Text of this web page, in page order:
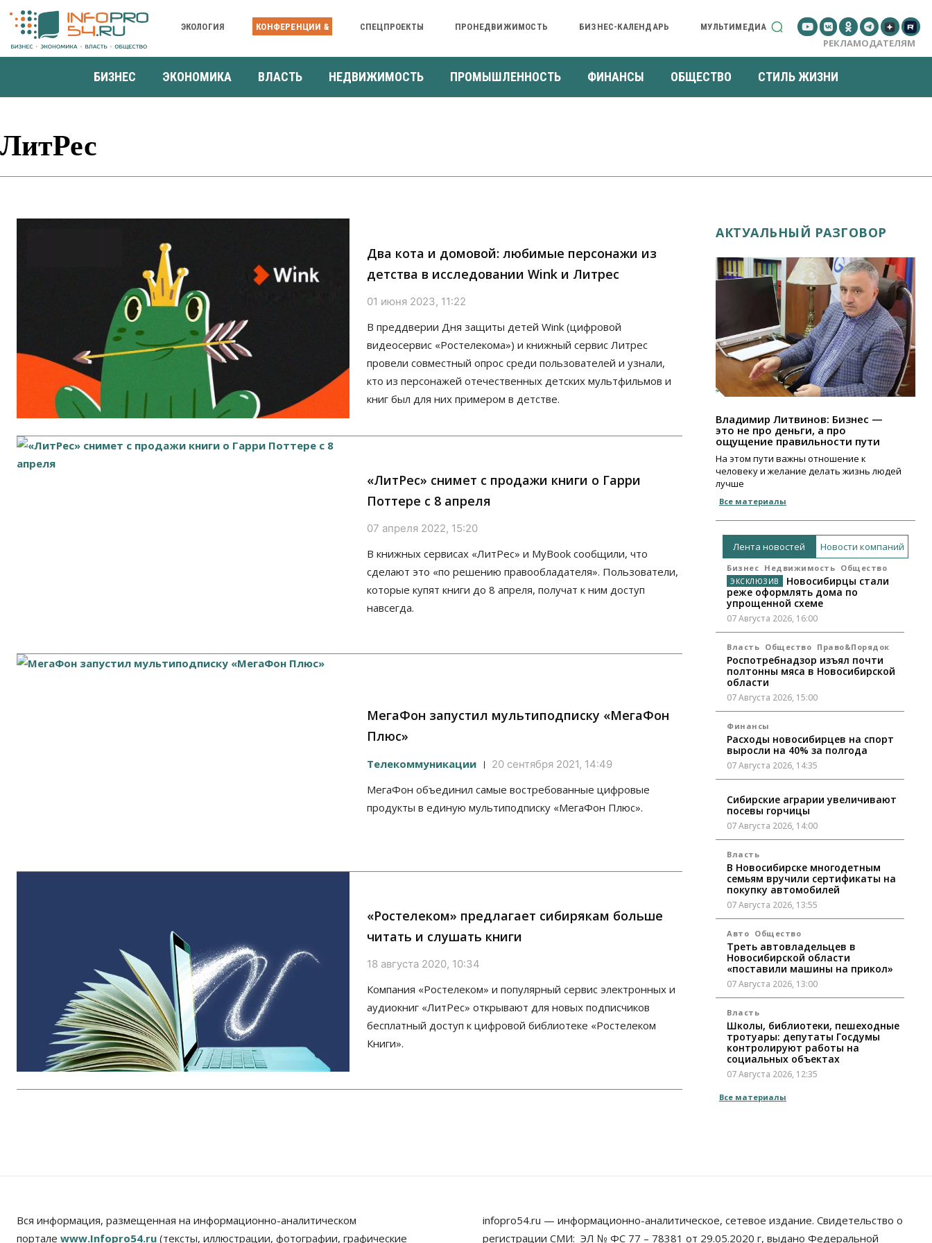
ЭКОЛОГИЯ КОНФЕРЕНЦИИ & СПЕЦПРОЕКТЫ ПРОНЕДВИЖИМОСТЬ БИЗНЕС-КАЛЕНДАРЬ МУЛЬТИМЕДИА
РЕКЛАМОДАТЕЛЯМ
БИЗНЕС ЭКОНОМИКА ВЛАСТЬ НЕДВИЖИМОСТЬ ПРОМЫШЛЕННОСТЬ ФИНАНСЫ ОБЩЕСТВО СТИЛЬ ЖИЗНИ
ЛитРес
Два кота и домовой: любимые персонажи из
детства в исследовании Wink и Литрес
01 июня 2023, 11:22
В преддверии Дня защиты детей Wink (цифровой
видеосервис «Ростелекома») и книжный сервис Литрес
провели совместный опрос среди пользователей и узнали,
кто из персонажей отечественных детских мультфильмов и
книг был для них примером в детстве.
«ЛитРес» снимет с продажи книги о Гарри
Поттере c 8 апреля
07 апреля 2022, 15:20
В книжных сервисах «ЛитРес» и MyBook сообщили, что
сделают это «по решению правообладателя». Пользователи,
которые купят книги до 8 апреля, получат к ним доступ
навсегда.
МегаФон запустил мультиподписку «МегаФон
Плюс»
Телекоммуникации 20 сентября 2021, 14:49
МегаФон объединил самые востребованные цифровые
продукты в единую мультиподписку «МегаФон Плюс».
«Ростелеком» предлагает сибирякам больше
читать и слушать книги
18 августа 2020, 10:34
Компания «Ростелеком» и популярный сервис электронных и
аудиокниг «ЛитРес» открывают для новых подписчиков
бесплатный доступ к цифровой библиотеке «Ростелеком
Книги».
АКТУАЛЬНЫЙ РАЗГОВОР
Владимир Литвинов: Бизнес —
это не про деньги, а про
ощущение правильности пути
На этом пути важны отношение к
человеку и желание делать жизнь людей
лучше
Все материалы
Лента новостей Новости компаний
Бизнес Недвижимость Общество
Новосибирцы стали
реже оформлять дома по
упрощенной схеме
07 Августа 2026, 16:00
Власть Общество Право&Порядок
Роспотребнадзор изъял почти
полтонны мяса в Новосибирской
области
07 Августа 2026, 15:00
Финансы
Расходы новосибирцев на спорт
выросли на 40% за полгода
07 Августа 2026, 14:35
Сибирские аграрии увеличивают
посевы горчицы
07 Августа 2026, 14:00
Власть
В Новосибирске многодетным
семьям вручили сертификаты на
покупку автомобилей
07 Августа 2026, 13:55
Авто Общество
Треть автовладельцев в
Новосибирской области
«поставили машины на прикол»
07 Августа 2026, 13:00
Власть
Школы, библиотеки, пешеходные
тротуары: депутаты Госдумы
контролируют работы на
социальных объектах
07 Августа 2026, 12:35
Общество
07 Августа 2026, 11:30
Все материалы
Вся информация, размещенная на информационно-аналитическом
портале www.Infopro54.ru (тексты, иллюстрации, фотографии, графические
infopro54.ru — информационно-аналитическое, сетевое издание. Свидетельство о
регистрации СМИ: ЭЛ № ФС 77 – 78381 от 29.05.2020 г, выдано Федеральной